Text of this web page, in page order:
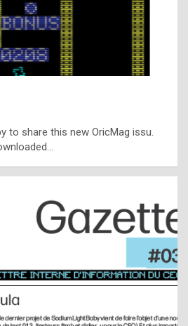
d
i
ff
i
l
t
t
s
t
a
to share this new OricMag issu.